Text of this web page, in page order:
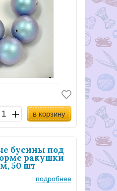
в корзину
бусины под
ракушки
50 шт
подробнее